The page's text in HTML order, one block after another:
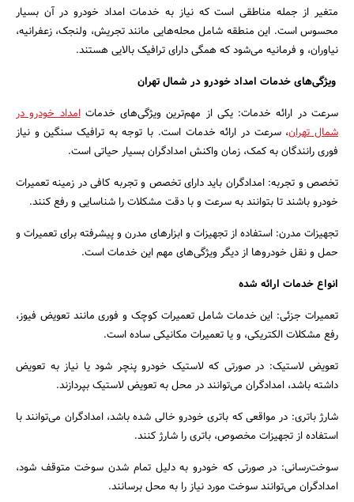
جستجو
متغیر از جمله مناطقی است که نیاز به خدمات امداد خودرو در آن بسیار
محسوس است. این منطقه شامل محله‌هایی مانند تجریش، ولنجک، زعفرانیه،
نیاوران، و فرمانیه می‌شود که همگی دارای ترافیک بالایی هستند.
ویژگی‌های خدمات امداد خودرو در شمال تهران
سرعت در ارائه خدمات: یکی از مهم‌ترین ویژگی‌های خدماتامداد خودرو در
شمال تهران، سرعت در ارائه خدمات است. با توجه به ترافیک سنگین و نیاز
فوری رانندگان به کمک، زمان واکنش امدادگران بسیار حیاتی است.
تخصص و تجربه: امدادگران باید دارای تخصص و تجربه کافی در زمینه تعمیرات
خودرو باشند تا بتوانند به سرعت و با دقت مشکلات را شناسایی و رفع کنند.
تجهیزات مدرن: استفاده از تجهیزات و ابزارهای مدرن و پیشرفته برای تعمیرات و
حمل و نقل خودروها از دیگر ویژگی‌های مهم این خدمات است.
انواع خدمات ارائه شده
تعمیرات جزئی: این خدمات شامل تعمیرات کوچک و فوری مانند تعویض فیوز،
رفع مشکلات الکتریکی، و یا تعمیرات مکانیکی ساده است.
تعویض لاستیک: در صورتی که لاستیک خودرو پنچر شود یا نیاز به تعویض
داشته باشد، امدادگران می‌توانند در محل به تعویض لاستیک بپردازند.
شارژ باتری: در مواقعی که باتری خودرو خالی شده باشد، امدادگران می‌توانند با
استفاده از تجهیزات مخصوص، باتری را شارژ کنند.
سوخت‌رسانی: در صورتی که خودرو به دلیل تمام شدن سوخت متوقف شود،
امدادگران می‌توانند سوخت مورد نیاز را به محل برسانند.